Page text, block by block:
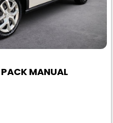
PACK MANUAL